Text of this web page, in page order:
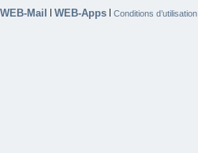
WEB-Mail | WEB-Apps | Conditions d’utilisation